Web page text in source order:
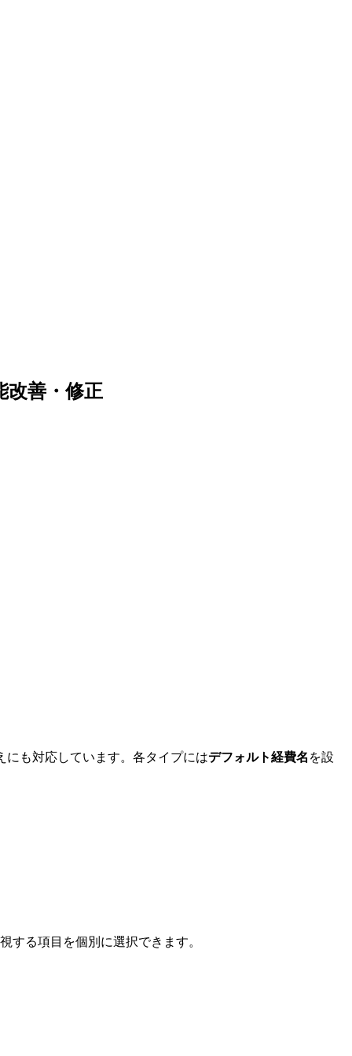
改善・修正
も対応しています。各タイプにはデフォルト経費名 を設
する項目を個別に選択できます。